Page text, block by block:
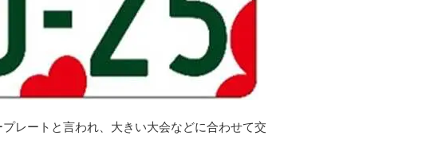
レートと言われ、大きい大会などに合わせて交